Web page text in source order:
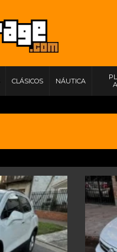
CLÁSICOS NÁUTICA